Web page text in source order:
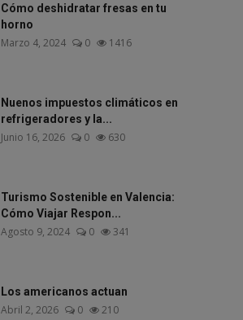
Cómo deshidratar fresas en tu
horno
Marzo 4, 2024 0 1416
Nuenos impuestos climáticos en
refrigeradores y la...
Junio 16, 2026 0 630
Turismo Sostenible en Valencia:
Cómo Viajar Respon...
Agosto 9, 2024 0 341
Los americanos actuan
Abril 2, 2026 0 210